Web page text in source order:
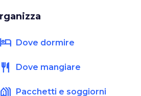
hotel Dove dormire
restaurant Dove mangiare
holiday_village Pacchetti e soggiorni